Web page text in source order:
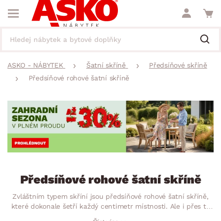
ASKO - NÁBYTEK Šatní skříně
Předsíňové skříně
Předsíňové rohové šatní skříně
Předsíňové rohové šatní skříně
Zvláštním typem skříní jsou předsíňové rohové šatní skříně,
které dokonale šetří každý centimetr místnosti. Ale i přes to